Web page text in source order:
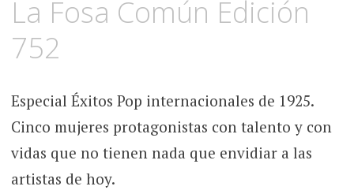
La Fosa Común Edición
752
Especial Éxitos Pop internacionales de 1925.
Cinco mujeres protagonistas con talento y con
vidas que no tienen nada que envidiar a las
artistas de hoy.